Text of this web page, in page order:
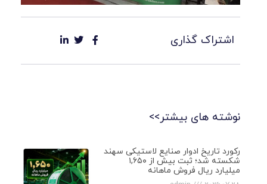
اشتراک گذاری
نوشته های بیشتر>>
رکورد تاریخ ادوار صنایع لاستیکی سهند
شکسته شد؛ ثبت بیش از ۱,۶۵۰
میلیارد ریال فروش ماهانه